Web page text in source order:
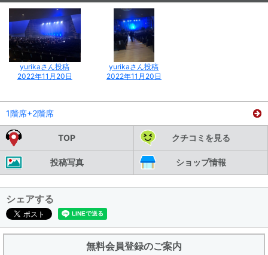
yurikaさん投稿
2022年11月20日
yurikaさん投稿
2022年11月20日
1階席+2階席
TOP クチコミを見る
投稿写真 ショップ情報
シェアする
無料会員登録のご案内